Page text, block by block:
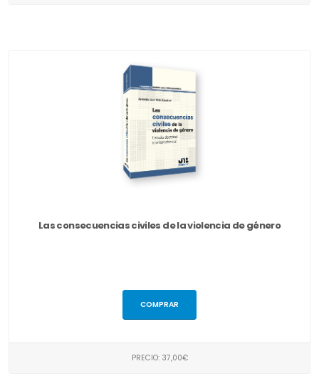
Las consecuencias civiles de la violencia de género
COMPRAR
PRECIO: 37,00€